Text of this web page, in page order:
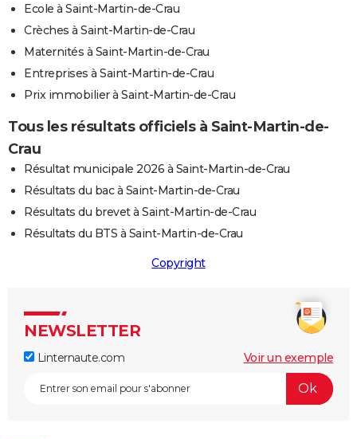
Ecole à Saint-Martin-de-Crau
Crèches à Saint-Martin-de-Crau
Maternités à Saint-Martin-de-Crau
Entreprises à Saint-Martin-de-Crau
Prix immobilier à Saint-Martin-de-Crau
Tous les résultats officiels à Saint-Martin-de-
Crau
Résultat municipale 2026 à Saint-Martin-de-Crau
Résultats du bac à Saint-Martin-de-Crau
Résultats du brevet à Saint-Martin-de-Crau
Résultats du BTS à Saint-Martin-de-Crau
Copyright
NEWSLETTER
Linternaute.com Voir un exemple